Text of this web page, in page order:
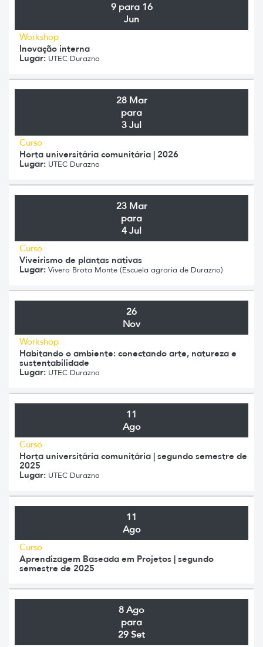
9 para 16
Jun
Workshop
Inovação interna
Lugar: UTEC Durazno
28 Mar
para
3 Jul
Curso
Horta universitária comunitária | 2026
Lugar: UTEC Durazno
23 Mar
para
4 Jul
Curso
Viveirismo de plantas nativas
Lugar: Vivero Brota Monte (Escuela agraria de Durazno)
26
Nov
Workshop
Habitando o ambiente: conectando arte, natureza e
sustentabilidade
Lugar: UTEC Durazno
11
Ago
Curso
Horta universitária comunitária | segundo semestre de
2025
Lugar: UTEC Durazno
11
Ago
Curso
Aprendizagem Baseada em Projetos | segundo
semestre de 2025
8 Ago
para
29 Set